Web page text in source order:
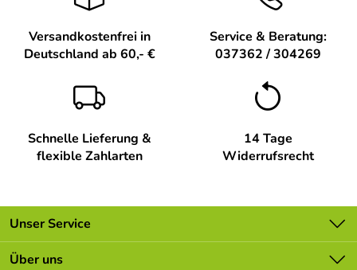
Versandkostenfrei in
Deutschland ab 60,- €
Service & Beratung:
037362 / 304269
Schnelle Lieferung &
flexible Zahlarten
14 Tage
Widerrufsrecht
Unser Service
Kontakt
Über uns